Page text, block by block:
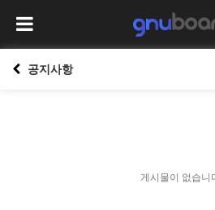
공지사항
게시물이 없습니